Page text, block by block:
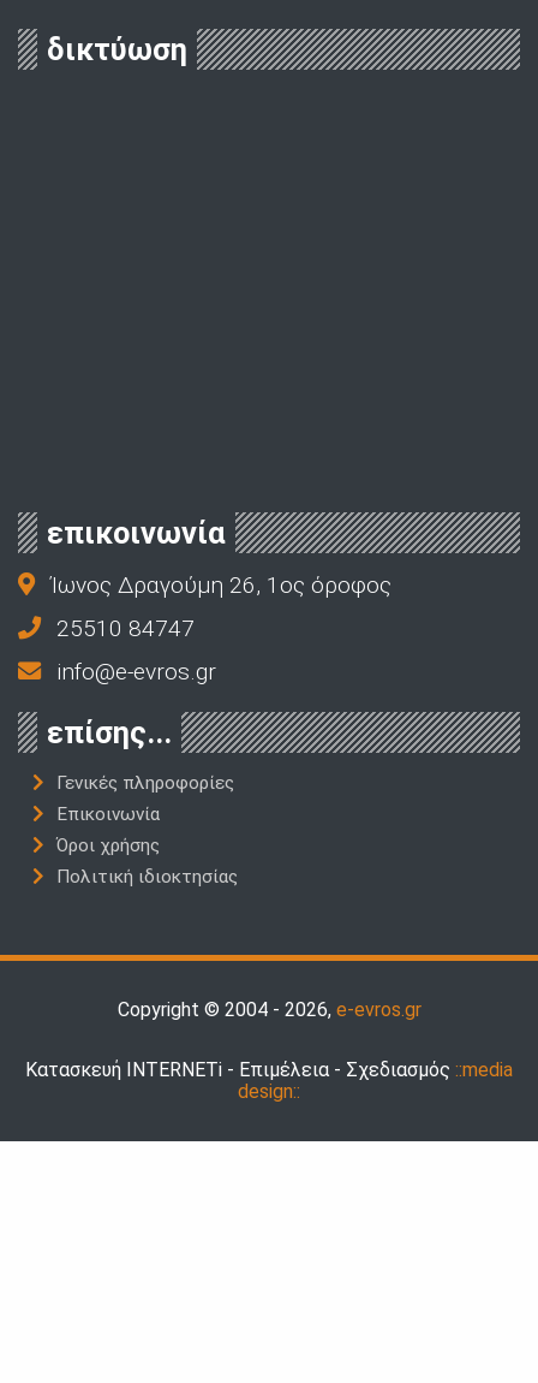
δικτύωση
επικοινωνία
Ίωνος Δραγούμη 26, 1ος όροφος
25510 84747
info@e-evros.gr
επίσης...
Γενικές πληροφορίες
Επικοινωνία
Όροι χρήσης
Πολιτική ιδιοκτησίας
Copyright © 2004 - 2026, e-evros.gr
Κατασκευή INTERNETi - Επιμέλεια - Σχεδιασμός ::media
design::